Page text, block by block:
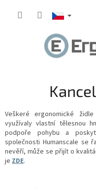
Veškeré ergonomické
využívaly vlastní tělesnou
podpoře pohybu a
společnosti Humanscale se
nevěří, může se přijít o
je ZDE.